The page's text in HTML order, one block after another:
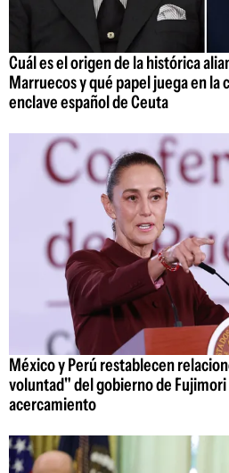
Cuál es el origen de la histórica
Marruecos y qué papel juega en la
enclave español de Ceuta
México y Perú restablecen
voluntad" del gobierno de
acercamiento